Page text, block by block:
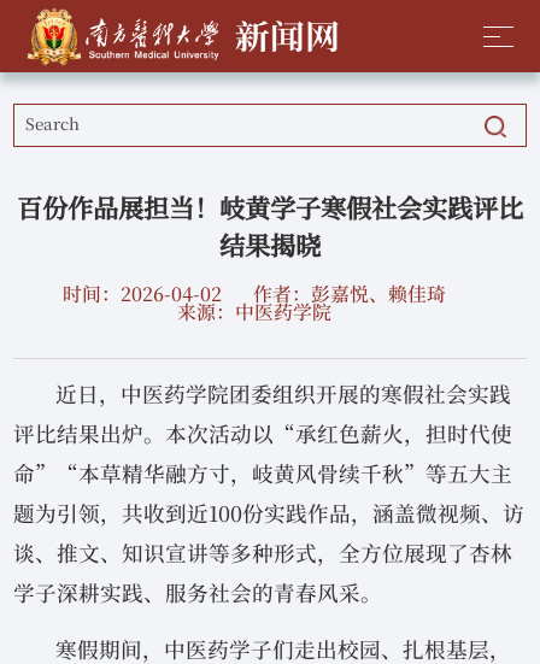
百份作品展担当！岐黄学子寒假社会实践评比
结果揭晓
时间：2026-04-02 作者：彭嘉悦、赖佳琦
来源：中医药学院
近日，中医药学院团委组织开展的寒假社会实践
评比结果出炉。本次活动以“承红色薪火，担时代使
命”“本草精华融方寸，岐黄风骨续千秋”等五大主
题为引领，共收到近100份实践作品，涵盖微视频、访
谈、推文、知识宣讲等多种形式，全方位展现了杏林
学子深耕实践、服务社会的青春风采。
寒假期间，中医药学子们走出校园、扎根基层，